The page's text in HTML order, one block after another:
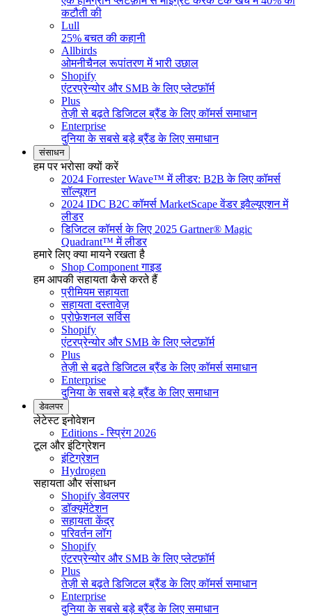
कटौती की
Lull
25% बचत की कहानी
Allbirds
ओमनीचैनल रूपांतरण में भारी उछाल
Shopify
एंटरप्रेन्योर और SMB के लिए प्लेटफ़ॉर्म
Plus
तेज़ी से बढ़ते डिजिटल ब्रैंड के लिए कॉमर्स समाधान
Enterprise
दुनिया के सबसे बड़े ब्रैंड के लिए समाधान
संसाधन
हम पर भरोसा क्यों करें
2024 Forrester Wave™ में लीडर: B2B के लिए कॉमर्स
सॉल्यूशन
2024 IDC B2C कॉमर्स MarketScape वेंडर इवैल्यूएशन में
लीडर
डिजिटल कॉमर्स के लिए 2025 Gartner® Magic
Quadrant™ में लीडर
हमारे लिए क्या मायने रखता है
Shop Component गाइड
हम आपकी सहायता कैसे करते हैं
प्रीमियम सहायता
सहायता दस्तावेज़
प्रोफ़ेशनल सर्विस
Shopify
एंटरप्रेन्योर और SMB के लिए प्लेटफ़ॉर्म
Plus
तेज़ी से बढ़ते डिजिटल ब्रैंड के लिए कॉमर्स समाधान
Enterprise
दुनिया के सबसे बड़े ब्रैंड के लिए समाधान
डेवलपर
लेटेस्ट इनोवेशन
Editions - स्प्रिंग 2026
टूल और इंटिग्रेशन
इंटिग्रेशन
Hydrogen
सहायता और संसाधन
Shopify डेवलपर
डॉक्यूमेंटेशन
सहायता केंद्र
परिवर्तन लॉग
Shopify
एंटरप्रेन्योर और SMB के लिए प्लेटफ़ॉर्म
Plus
तेज़ी से बढ़ते डिजिटल ब्रैंड के लिए कॉमर्स समाधान
Enterprise
दुनिया के सबसे बड़े ब्रैंड के लिए समाधान